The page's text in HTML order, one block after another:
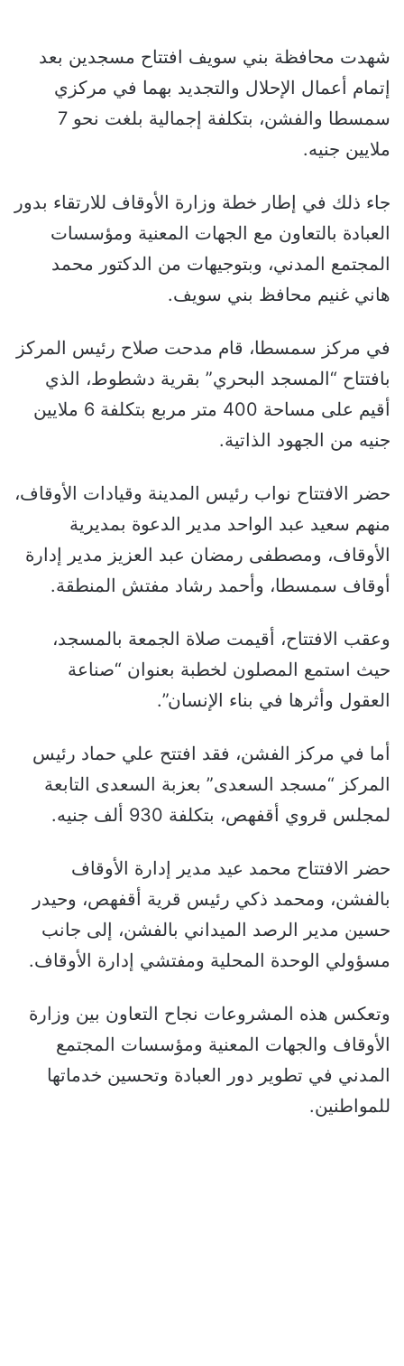
شهدت محافظة بني سويف افتتاح مسجدين بعد
إتمام أعمال الإحلال والتجديد بهما في مركزي
سمسطا والفشن، بتكلفة إجمالية بلغت نحو 7
ملايين جنيه.
جاء ذلك في إطار خطة وزارة الأوقاف للارتقاء بدور
العبادة بالتعاون مع الجهات المعنية ومؤسسات
المجتمع المدني، وبتوجيهات من الدكتور محمد
هاني غنيم محافظ بني سويف.
في مركز سمسطا، قام مدحت صلاح رئيس المركز
بافتتاح “المسجد البحري” بقرية دشطوط، الذي
أقيم على مساحة 400 متر مربع بتكلفة 6 ملايين
جنيه من الجهود الذاتية.
حضر الافتتاح نواب رئيس المدينة وقيادات الأوقاف،
منهم سعيد عبد الواحد مدير الدعوة بمديرية
الأوقاف، ومصطفى رمضان عبد العزيز مدير إدارة
أوقاف سمسطا، وأحمد رشاد مفتش المنطقة.
وعقب الافتتاح، أقيمت صلاة الجمعة بالمسجد،
حيث استمع المصلون لخطبة بعنوان “صناعة
العقول وأثرها في بناء الإنسان”.
أما في مركز الفشن، فقد افتتح علي حماد رئيس
المركز “مسجد السعدى” بعزبة السعدى التابعة
لمجلس قروي أقفهص، بتكلفة 930 ألف جنيه.
حضر الافتتاح محمد عيد مدير إدارة الأوقاف
بالفشن، ومحمد ذكي رئيس قرية أقفهص، وحيدر
حسين مدير الرصد الميداني بالفشن، إلى جانب
مسؤولي الوحدة المحلية ومفتشي إدارة الأوقاف.
وتعكس هذه المشروعات نجاح التعاون بين وزارة
الأوقاف والجهات المعنية ومؤسسات المجتمع
المدني في تطوير دور العبادة وتحسين خدماتها
للمواطنين.